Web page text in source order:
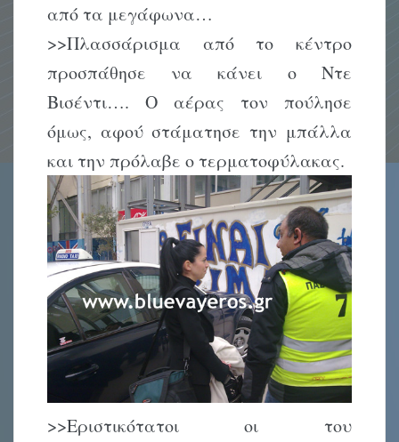
από τα μεγάφωνα…
>>Πλασσάρισμα από το κέντρο
προσπάθησε να κάνει ο Ντε
Βισέντι…. Ο αέρας τον πούλησε
όμως, αφού στάματησε την μπάλλα
και την πρόλαβε ο τερματοφύλακας.
>>Εριστικότατοι οι του